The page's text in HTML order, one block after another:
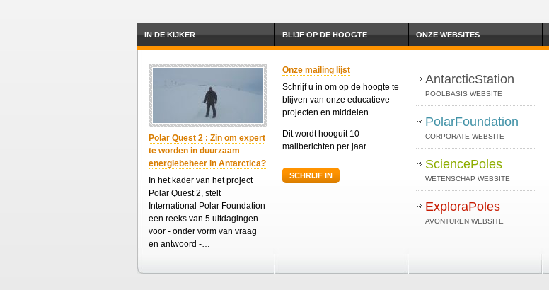
IN DE KIJKER
Polar Quest 2 : Zin om expert
te worden in duurzaam
energiebeheer in Antarctica?
In het kader van het project
Polar Quest 2, stelt
International Polar Foundation
een reeks van 5 uitdagingen
voor - onder vorm van vraag
en antwoord -…
BLIJF OP DE HOOGTE
Onze mailing lijst
Schrijf u in om op de hoogte te
blijven van onze educatieve
projecten en middelen.
Dit wordt hooguit 10
mailberichten per jaar.
SCHRIJF IN
ONZE WEBSITES
AntarcticStation
POOLBASIS WEBSITE
PolarFoundation
CORPORATE WEBSITE
SciencePoles
WETENSCHAP WEBSITE
ExploraPoles
AVONTUREN WEBSITE